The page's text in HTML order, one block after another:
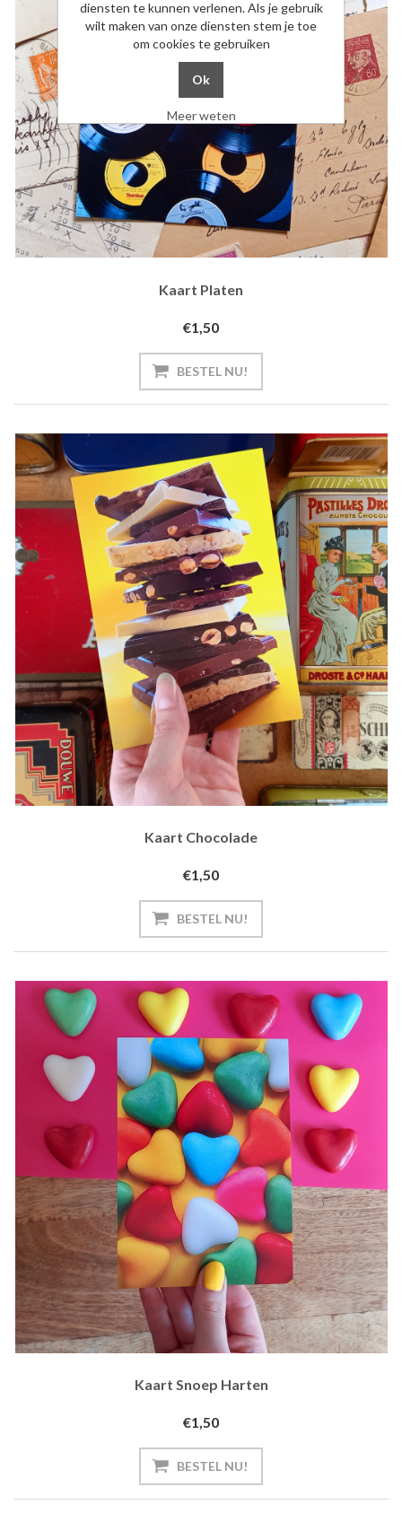
Kaart Platen
€1,50
BESTEL NU!
Kaart Chocolade
€1,50
BESTEL NU!
Kaart Snoep Harten
€1,50
BESTEL NU!
diensten te kunnen verlenen. Als je gebruik
wilt maken van onze diensten stem je toe
om cookies te gebruiken
Meer weten